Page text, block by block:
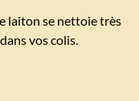
laiton se nettoie très
vos colis.